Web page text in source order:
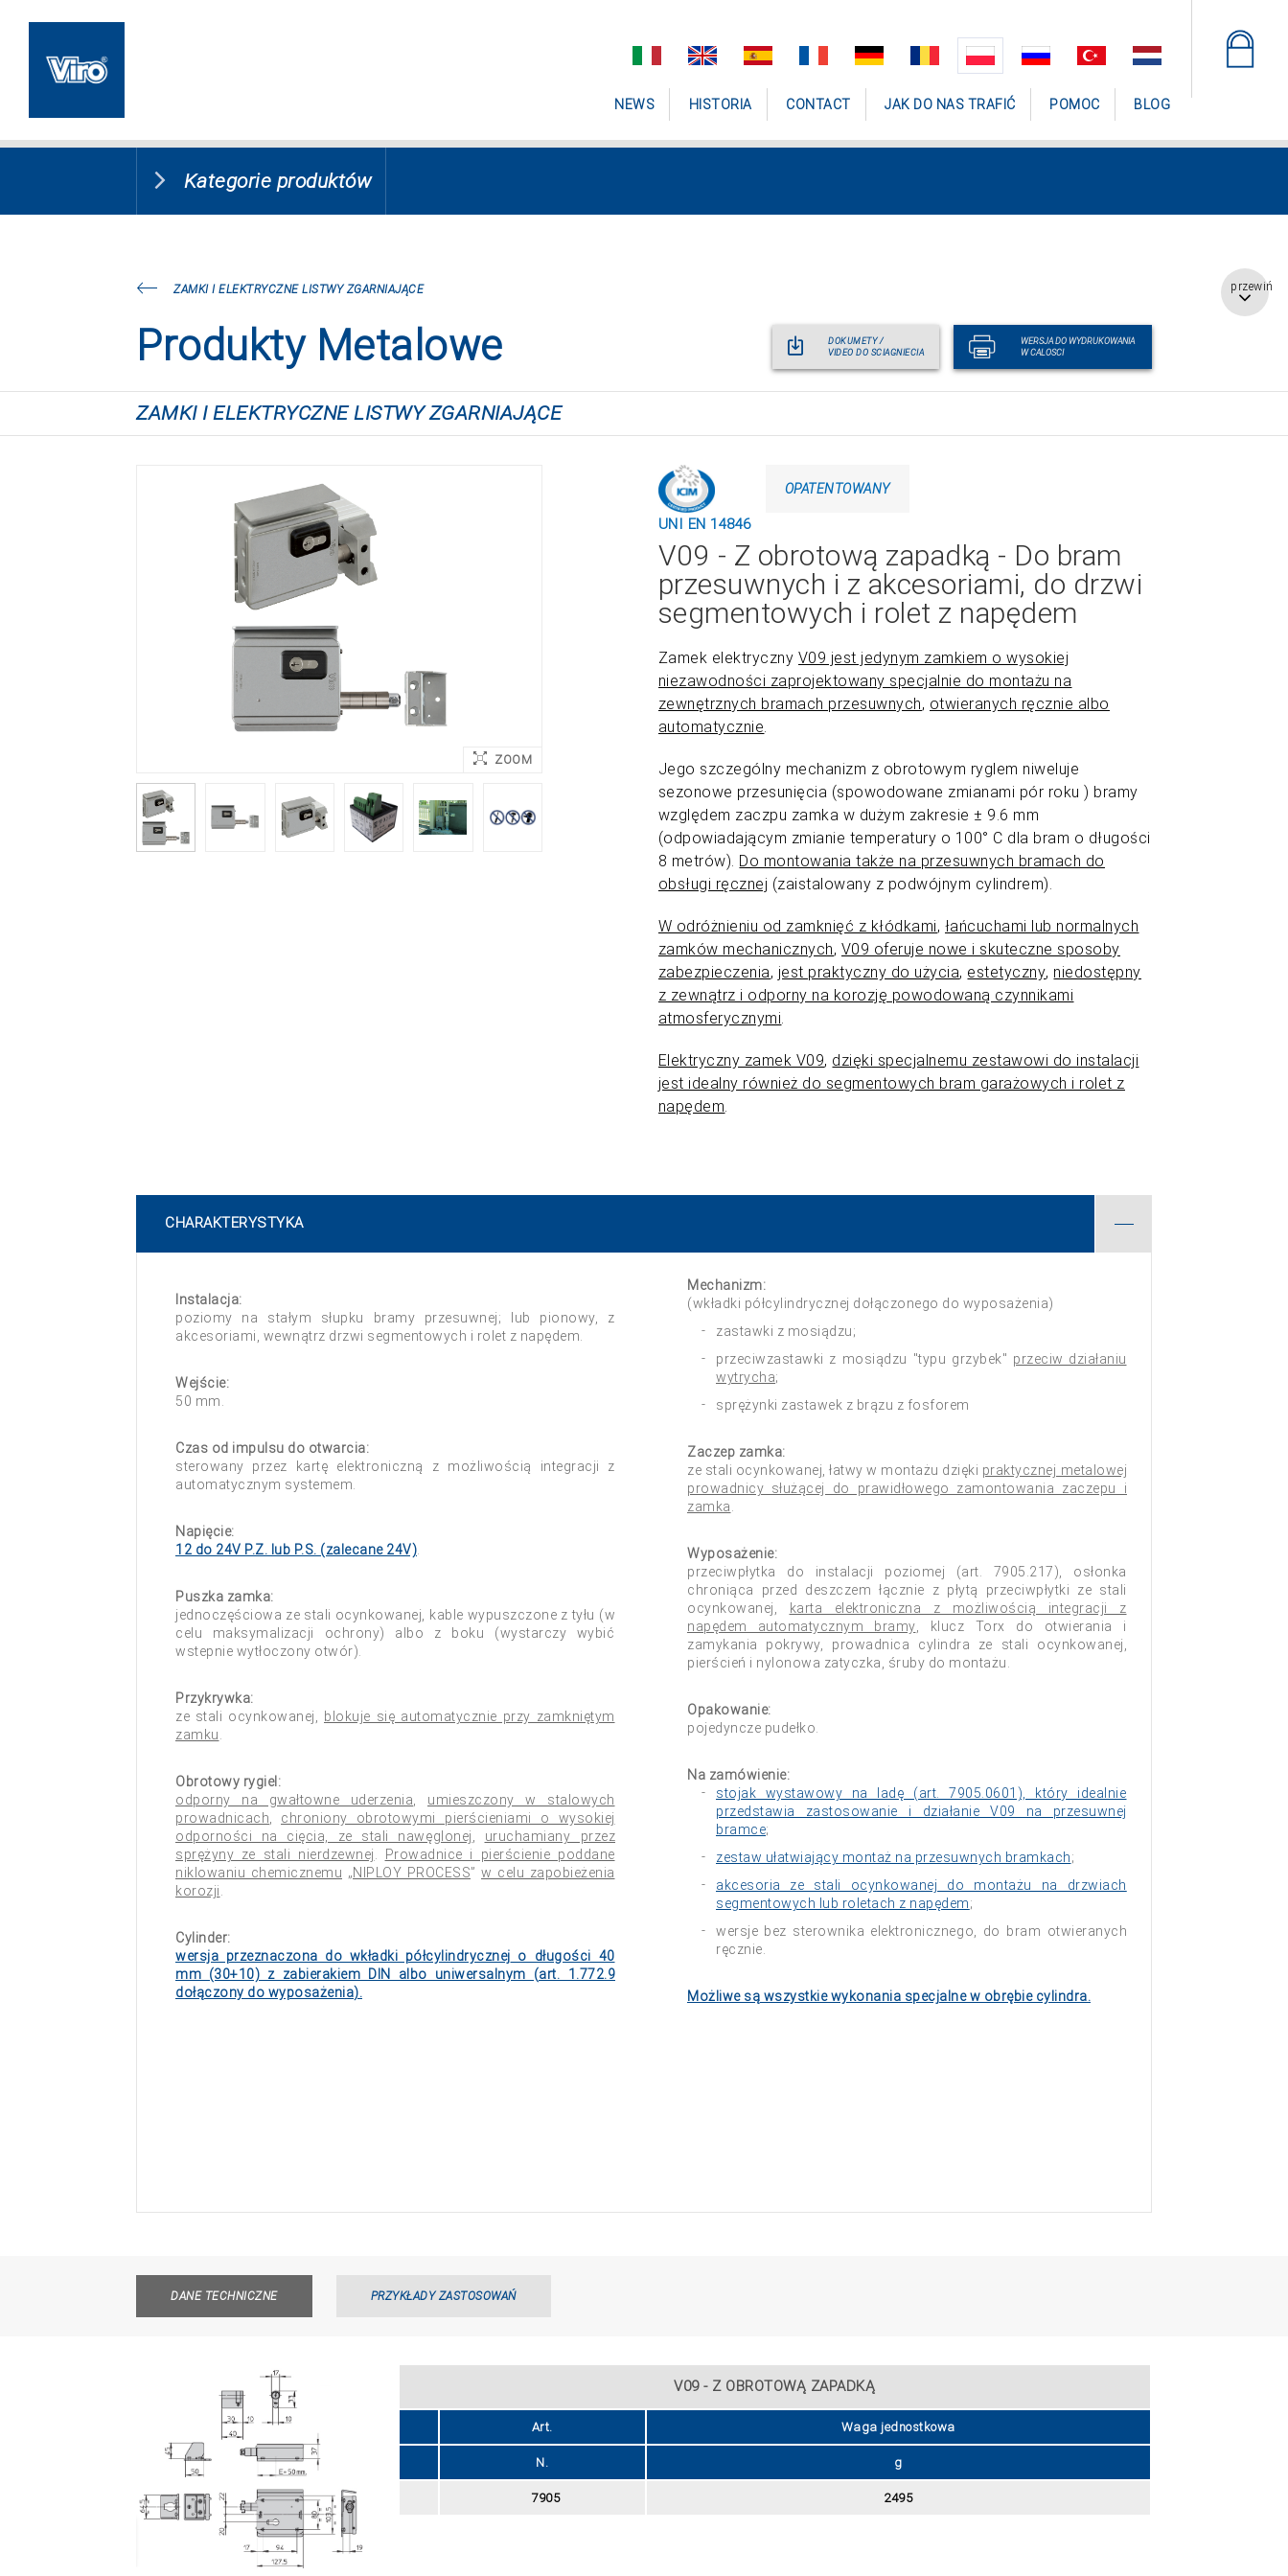
przewiń
NEWS HISTORIA CONTACT JAK DO NAS TRAFIĆ POMOC BLOG
Kategorie produktów
ZAMKI I ELEKTRYCZNE LISTWY ZGARNIAJĄCE
Produkty Metalowe
DOKUMETY /
VIDEO DO SCIAGNIECIA
WERSJA DO WYDRUKOWANIA
W CALOSCI
ZAMKI I ELEKTRYCZNE LISTWY ZGARNIAJĄCE
ZOOM ZOOM
UNI EN 14846
OPATENTOWANY
V09 - Z obrotową zapadką - Do bram
przesuwnych i z akcesoriami, do drzwi
segmentowych i rolet z napędem
Zamek elektryczny V09 jest jedynym zamkiem o wysokiej
niezawodności zaprojektowany specjalnie do montażu na
zewnętrznych bramach przesuwnych, otwieranych ręcznie albo
automatycznie.
Jego szczególny mechanizm z obrotowym ryglem niweluje
sezonowe przesunięcia (spowodowane zmianami pór roku ) bramy
względem zaczpu zamka w dużym zakresie ± 9.6 mm
(odpowiadającym zmianie temperatury o 100° C dla bram o długości
8 metrów). Do montowania także na przesuwnych bramach do
obsługi ręcznej (zaistalowany z podwójnym cylindrem).
W odróżnieniu od zamknięć z kłódkami, łańcuchami lub normalnych
zamków mechanicznych, V09 oferuje nowe i skuteczne sposoby
zabezpieczenia, jest praktyczny do użycia, estetyczny, niedostępny
z zewnątrz i odporny na korozję powodowaną czynnikami
atmosferycznymi.
Elektryczny zamek V09, dzięki specjalnemu zestawowi do instalacji
jest idealny również do segmentowych bram garażowych i rolet z
napędem.
CHARAKTERYSTYKA
Instalacja:
poziomy na stałym słupku bramy przesuwnej; lub pionowy, z
akcesoriami, wewnątrz drzwi segmentowych i rolet z napędem.
Wejście:
50 mm.
Czas od impulsu do otwarcia:
sterowany przez kartę elektroniczną z możliwością integracji z
automatycznym systemem.
Napięcie:
12 do 24V P.Z. lub P.S. (zalecane 24V)
Puszka zamka:
jednoczęściowa ze stali ocynkowanej, kable wypuszczone z tyłu (w
celu maksymalizacji ochrony) albo z boku (wystarczy wybić
wstepnie wytłoczony otwór).
Przykrywka:
ze stali ocynkowanej,
blokuje się automatycznie przy zamkniętym
zamku
Obrotowy rygiel:
odporny na gwałtowne uderzenia
umieszczony w stalowych
prowadnicach
chroniony obrotowymi pierścieniami o wysokiej
odporności na cięcia, ze stali nawęglonej
uruchamiany przez
sprężyny ze stali nierdzewnej
Prowadnice i pierścienie poddane
niklowaniu chemicznemu „NIPLOY PROCESS” w celu zapobieżenia
korozji
Cylinder:
wersja przeznaczona do wkładki półcylindrycznej o długości 40
mm (30+10) z zabierakiem DIN albo uniwersalnym (art. 1.772.9
dołączony do wyposażenia).
Mechanizm:
(wkładki półcylindrycznej dołączonego do wyposażenia)
zastawki z mosiądzu;
przeciwzastawki z mosiądzu "typu grzybek" przeciw działaniu
wytrycha;
sprężynki zastawek z brązu z fosforem
Zaczep zamka:
ze stali ocynkowanej, łatwy w montażu dzięki praktycznej metalowej
prowadnicy służącej do prawidłowego zamontowania zaczepu i
zamka
Wyposażenie:
przeciwpłytka do instalacji poziomej (art. 7905.217), osłonka
chroniąca przed deszczem łącznie z płytą przeciwpłytki ze stali
ocynkowanej,
karta elektroniczna z możliwością integracji z
napędem automatycznym bramy , klucz Torx do otwierania i
zamykania pokrywy, prowadnica cylindra ze stali ocynkowanej,
pierścień i nylonowa zatyczka, śruby do montażu.
Opakowanie:
pojedyncze pudełko.
Na zamówienie:
stojak wystawowy na ladę (art. 7905.0601), który idealnie
przedstawia zastosowanie i działanie V09 na przesuwnej
bramce;
zestaw ułatwiający montaż na przesuwnych bramkach;
akcesoria ze stali ocynkowanej do montażu na drzwiach
segmentowych lub roletach z napędem;
wersje bez sterownika elektronicznego, do bram otwieranych
ręcznie.
Możliwe są wszystkie wykonania specjalne w obrębie cylindra.
DANE TECHNICZNE PRZYKŁADY ZASTOSOWAŃ
V09 - Z OBROTOWĄ ZAPADKĄ
Art. Waga jednostkowa
N. g
7905 2495